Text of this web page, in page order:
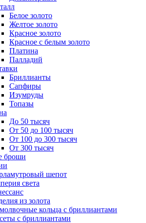
Белое золото
Желтое золото
Красное золото
Красное с белым золото
Платина
Палладий
Бриллианты
Сапфиры
Изумруды
Топазы
До 50 тысяч
От 50 до 100 тысяч
От 100 до 300 тысяч
От 300 тысяч
броши
шепот
света
из золота
кольца с бриллиантами
с бриллиантами